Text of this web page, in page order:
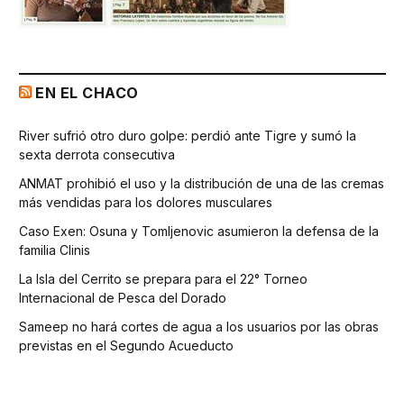
EN EL CHACO
River sufrió otro duro golpe: perdió ante Tigre y sumó la
sexta derrota consecutiva
ANMAT prohibió el uso y la distribución de una de las cremas
más vendidas para los dolores musculares
Caso Exen: Osuna y Tomljenovic asumieron la defensa de la
familia Clinis
La Isla del Cerrito se prepara para el 22° Torneo
Internacional de Pesca del Dorado
Sameep no hará cortes de agua a los usuarios por las obras
previstas en el Segundo Acueducto